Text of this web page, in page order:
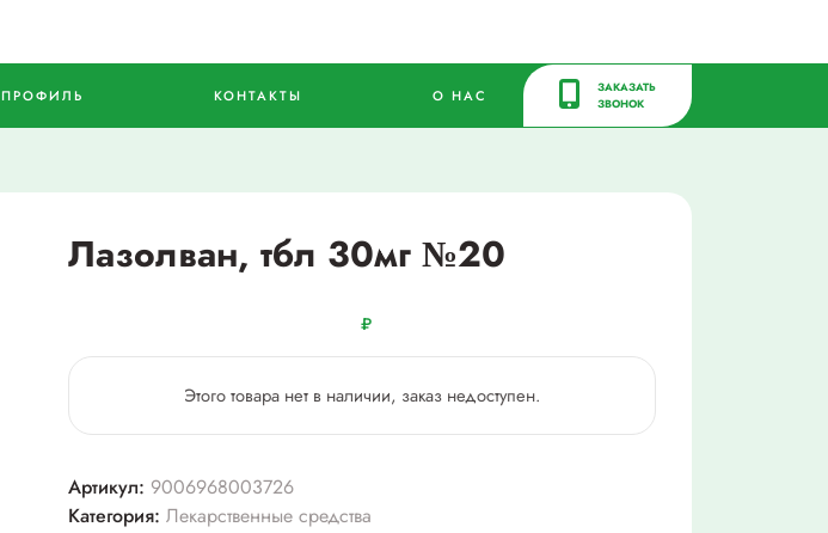
ПРОФИЛЬ КОНТАКТЫ О НАС
ЗАКАЗАТЬ
ЗВОНОК
Лазолван, тбл 30мг №20
₽
Этого товара нет в наличии, заказ недоступен.
Артикул: 9006968003726
Категория: Лекарственные средства